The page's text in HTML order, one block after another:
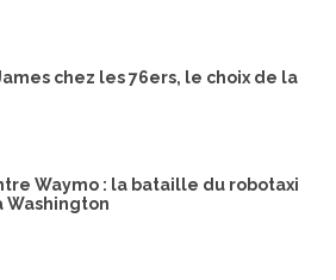
chez les 76ers, le choix de la
Waymo : la bataille du robotaxi
Washington